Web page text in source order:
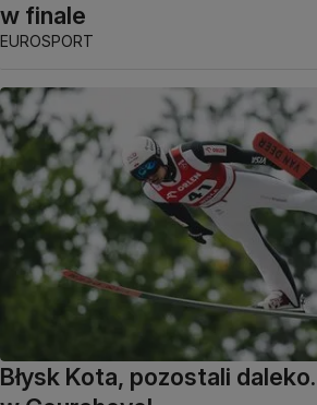
w finale
EUROSPORT
Błysk Kota, pozostali